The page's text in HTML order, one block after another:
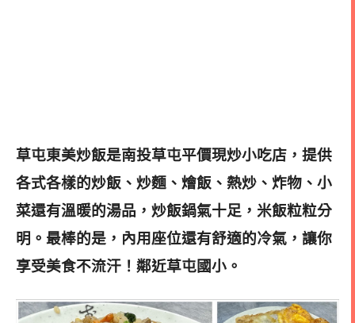
草屯東美炒飯是南投草屯平價現炒小吃店 ，提供
各式各樣的炒飯、炒麵、燴飯、熱炒、炸物、小
菜還有溫暖的湯品，炒飯鍋氣十足，米飯粒粒分
明。 最棒的是，內用座位還有舒適的冷氣，讓你
享受美食不流汗！鄰近草屯國小。